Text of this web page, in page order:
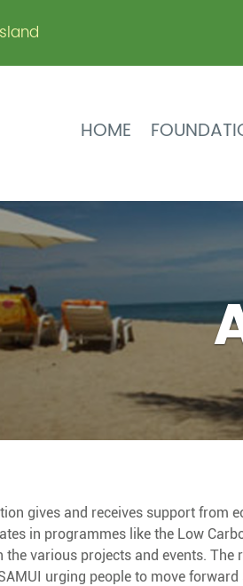
HOME
gives and receives support from
in programmes like the Low
the various projects and events.
urging people to move